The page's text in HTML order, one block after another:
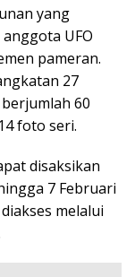
yang
UFO
pameran.
27
60
foto seri.
disaksikan
7 Februari
melalui